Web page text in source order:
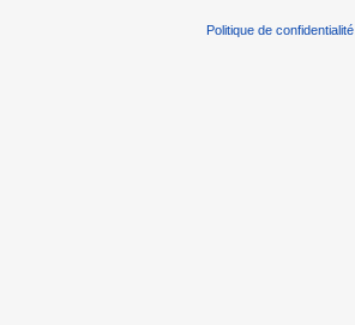
Politique de confidentialité